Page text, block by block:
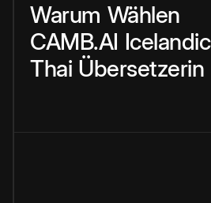
Warum Wählen
CAMB.AI Icelandic
Thai Übersetzerin